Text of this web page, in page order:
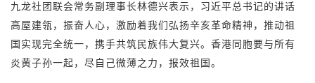
九龙社团联会常务副理事长林德兴表示，习近平总书记的讲话
高屋建瓴，振奋人心，激励着我们弘扬辛亥革命精神，推动祖
国实现完全统一，携手共筑民族伟大复兴。香港同胞要与所有
炎黄子孙一起，尽自己微薄之力，报效祖国。